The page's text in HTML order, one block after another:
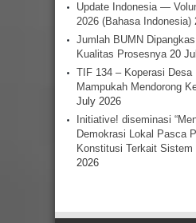
Update Indonesia —
2026 (Bahasa Indonesia)
Jumlah BUMN
Kualitas Prosesnya 20
TIF 134 – Koperasi Desa
Mampukah Mendorong
July 2026
Initiative! diseminasi
Demokrasi Lokal Pasca
Konstitusi Terkait Sistem
2026